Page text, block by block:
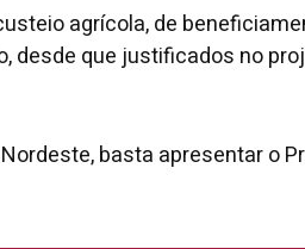
agrícola, de
desde que justificados no
basta apresentar o